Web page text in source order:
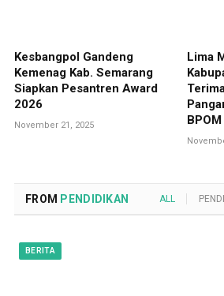
Kesbangpol Gandeng
Kemenag Kab. Semarang
Siapkan Pesantren Award
2026
November 21, 2025
Lima
BPOM
FROM PENDIDIKAN ALL
BERITA